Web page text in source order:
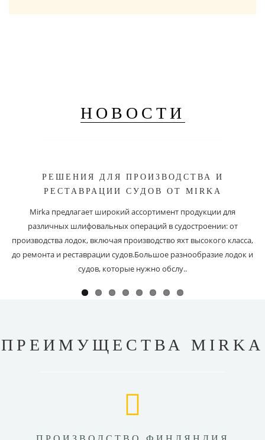
НОВОСТИ
РЕШЕНИЯ ДЛЯ ПРОИЗВОДСТВА И
РЕСТАВРАЦИИ СУДОВ ОТ MIRKA
Mirka предлагает широкий ассортимент продукции для
различных шлифовальных операций в судостроении: от
производства лодок, включая производство яхт высокого класса,
до ремонта и реставрации судов.Большое разнообразие лодок и
судов, которые нужно обслу..
ПРЕИМУЩЕСТВА MIRKA